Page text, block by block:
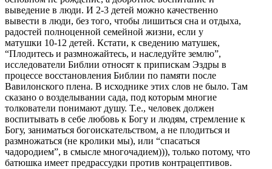
выведение в люди. И 2-3 детей можно качественно
вывести в люди, без того, чтобы лишиться сна и отдыха,
радостей полноценной семейной жизни, если у
матушки 10-12 детей. Кстати, к сведению матушек,
“Плодитесь и размножайтесь, и наследуйте землю”,
исследователи Библии относят к припискам Эздры в
процессе восстановления Библии по памяти после
Вавилонского плена. В исходнике этих слов не было. Там
сказано о возделывании сада, под которым многие
толкователи понимают душу. Т.е., человек должен
воспитывать в себе любовь к Богу и людям, стремление к
Богу, заниматься богоискательством, а не плодиться и
размножаться (не кролики мы), или “спасаться
чадородием”, в смысле многочадием))), только потому, что
батюшка имеет предрассудки против контрацептивов.